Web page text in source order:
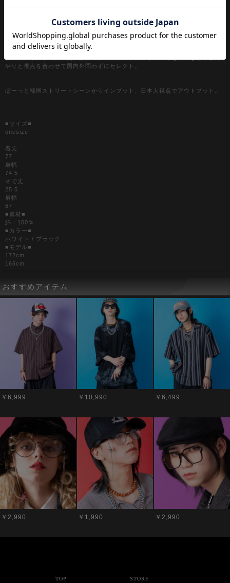
[日本人の視点]からセレクトする『韓国ストリートファッション』がコンセプ
やりと視点を合わせて国内外問わずにセレクト。
ぼーっと韓国ストリートシーンからインプット、日本人視点でアウトプット。
■サイズ■
onesize
着丈
77
身幅
74.5
そで丈
25.5
肩幅
67
■素材■
綿：100％
■カラー■
ホワイト / ブラック
■モデル■
172cm
166cm
おすすめアイテム
￥6,999 ￥10,990 ￥6,499
￥2,990 ￥1,990 ￥2,990
TOP STORE